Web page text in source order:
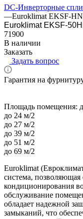
DC-Инверторные
—Euroklimat EKSF-
Euroklimat EKSF-
71900
В наличии
Заказать
Задать вопрос
Гарантия на
Площадь помещения:
до 24 м/2
до 27 м/2
до 39 м/2
до 51 м/2
до 69 м/2
Euroklimat
система, позволяющая
кондиционирования
обслуживание
обладает надежной
замыканий, что